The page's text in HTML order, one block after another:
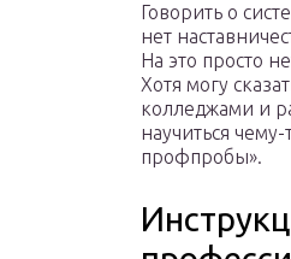
Говорить о
нет
На это просто
Хотя могу
колледжами и
научиться
профпробы».